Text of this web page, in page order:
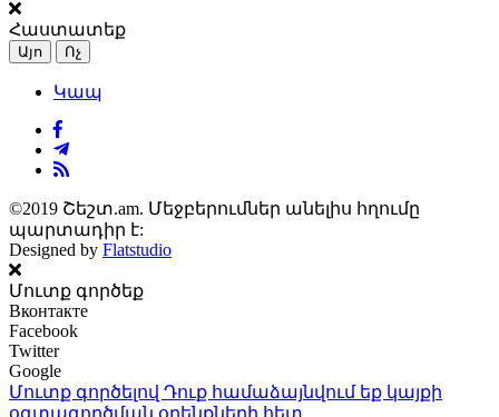
Հաստատեք
Այո Ոչ
Կապ
©2019 Շեշտ.am. Մեջբերումներ անելիս հղումը
պարտադիր է:
Designed by Flatstudio
Մուտք գործեք
Вконтакте
Facebook
Twitter
Google
Մուտք գործելով Դուք համաձայնվում եք կայքի